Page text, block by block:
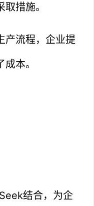
措施。
产流程，企业提
本。
结合，为企